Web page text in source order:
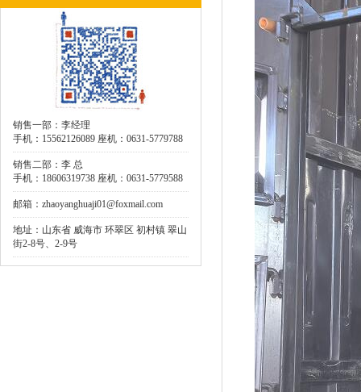
销售一部：李经理
手机：15562126089 座机：0631-5779788
销售二部：李 总
手机：18606319738 座机：0631-5779588
邮箱：zhaoyanghuaji01@foxmail.com
地址：山东省 威海市 环翠区 初村镇 翠山
街2-8号、2-9号